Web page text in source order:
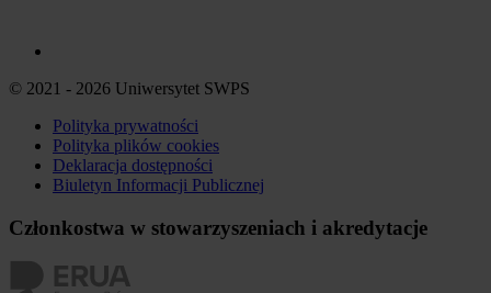
© 2021 - 2026 Uniwersytet SWPS
Polityka prywatności
Polityka plików cookies
Deklaracja dostępności
Biuletyn Informacji Publicznej
Członkostwa w stowarzyszeniach i akredytacje